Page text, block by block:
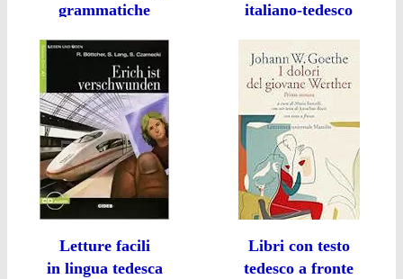
grammatiche
italiano-tedesco
Letture facili
in lingua tedesca
Libri con testo
tedesco a fronte